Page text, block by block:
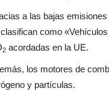
a las bajas emisiones
como
2 acordadas en la UE.
los motores de
y partículas.